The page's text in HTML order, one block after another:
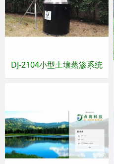
DJ-2104小型土壤蒸渗系统